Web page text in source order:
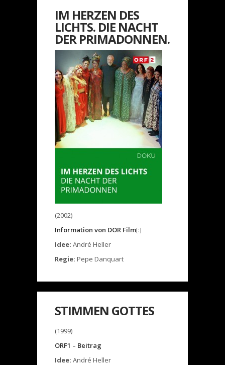
IM HERZEN DES
LICHTS. DIE NACHT
DER PRIMADONNEN.
(2002)
Information von DOR Film[:]
Idee: André Heller
Regie: Pepe Danquart
STIMMEN GOTTES
(1999)
ORF1 – Beitrag
Idee: André Heller